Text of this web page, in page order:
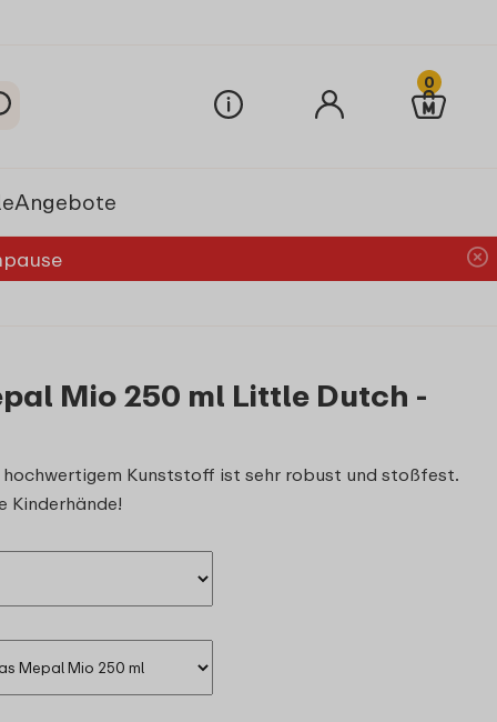
0
Angebote
Mio 250 ml Little Dutch -
Kunststoff ist sehr robust und stoßfest.
Kinderhände!